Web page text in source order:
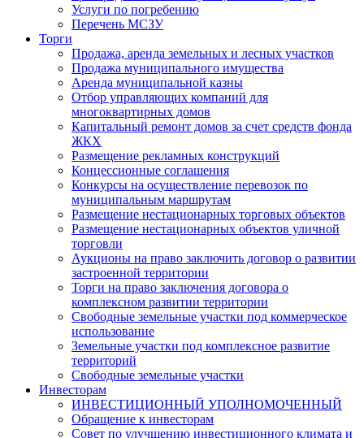
Услуги по погребению
Перечень МСЗУ
Торги
Продажа, аренда земельных и лесных участков
Продажа муниципального имущества
Аренда муниципальной казны
Отбор управляющих компаний для
многоквартирных домов
Капитальный ремонт домов за счет средств фонда
ЖКХ
Размещение рекламных конструкций
Концессионные соглашения
Конкурсы на осуществление перевозок по
муниципальным маршрутам
Размещение нестационарных торговых объектов
Размещение нестационарных объектов уличной
торговли
Аукционы на право заключить договор о развитии
застроенной территории
Торги на право заключения договора о
комплексном развитии территории
Свободные земельные участки под коммерческое
использование
Земельные участки под комплексное развитие
территорий
Свободные земельные участки
Инвесторам
ИНВЕСТИЦИОННЫЙ УПОЛНОМОЧЕННЫЙ
Обращение к инвесторам
Совет по улучшению инвестиционного климата и